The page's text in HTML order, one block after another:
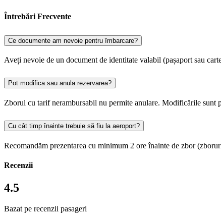
Întrebări Frecvente
Ce documente am nevoie pentru îmbarcare?
Aveți nevoie de un document de identitate valabil (pașaport sau
Pot modifica sau anula rezervarea?
Zborul cu tarif nerambursabil nu permite anulare. Modificările sunt
Cu cât timp înainte trebuie să fiu la aeroport?
Recomandăm prezentarea cu minimum 2 ore înainte de zbor
Recenzii
4.5
Bazat pe recenzii pasageri